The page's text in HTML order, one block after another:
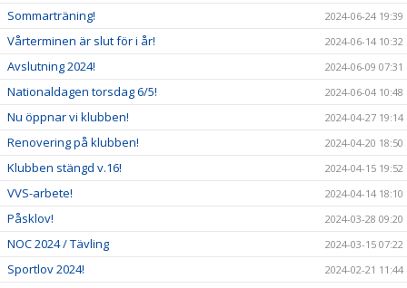
Sommarträning! 2024-06-24 19:39
Vårterminen är slut för i år! 2024-06-14 10:32
Avslutning 2024! 2024-06-09 07:31
Nationaldagen torsdag 6/5! 2024-06-04 10:48
Nu öppnar vi klubben! 2024-04-27 19:14
Renovering på klubben! 2024-04-20 18:50
Klubben stängd v.16! 2024-04-15 19:52
VVS-arbete! 2024-04-14 18:10
Påsklov! 2024-03-28 09:20
NOC 2024 / Tävling 2024-03-15 07:22
Sportlov 2024! 2024-02-21 11:44